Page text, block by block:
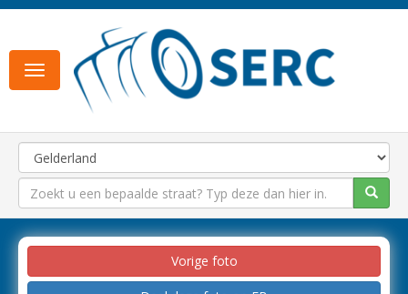
Toggle
navigation
Vorige foto